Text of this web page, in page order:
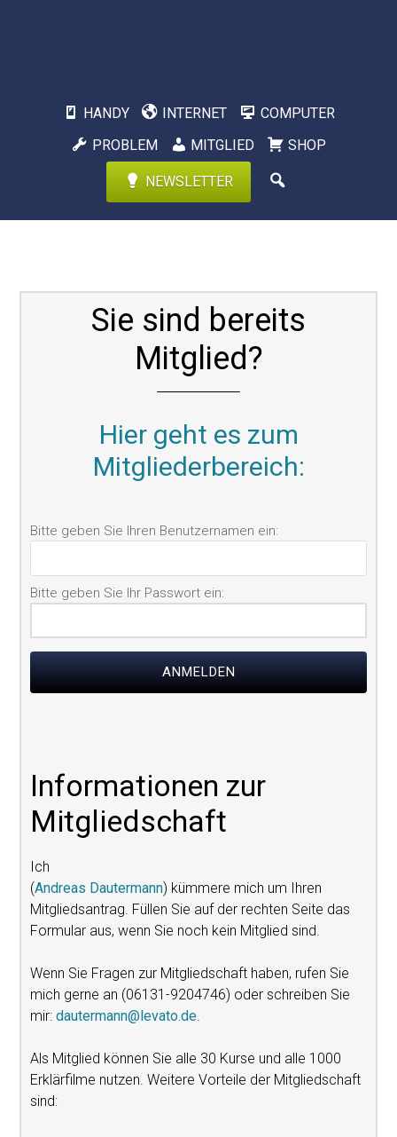
HANDY INTERNET
COMPUTER
PROBLEM
MITGLIED SHOP
NEWSLETTER
Sie sind bereits
Mitglied?
Hier geht es zum
Mitgliederbereich:
Informationen zur
Mitgliedschaft
Ich
(Andreas Dautermann) kümmere mich um Ihren
Mitgliedsantrag. Füllen Sie auf der rechten Seite das
Formular aus, wenn Sie noch kein Mitglied sind.
Wenn Sie Fragen zur Mitgliedschaft haben, rufen Sie
mich gerne an (06131-9204746) oder schreiben Sie
mir:dautermann@levato.de.
Als Mitglied können Sie alle 30 Kurse und alle 1000
Erklärfilme nutzen. Weitere Vorteile der Mitgliedschaft
sind: